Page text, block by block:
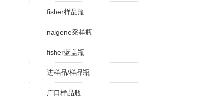
fisher样品瓶
nalgene采样瓶
fisher蓝盖瓶
进样品/样品瓶
广口样品瓶